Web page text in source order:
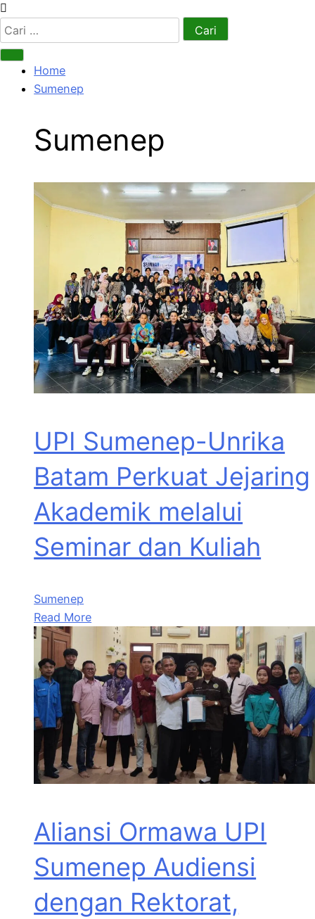
Cari
untuk:
Home
Sumenep
Sumenep
UPI Sumenep-Unrika
Batam Perkuat Jejaring
Akademik melalui
Seminar dan Kuliah
Sumenep
Read More
Aliansi Ormawa UPI
Sumenep Audiensi
dengan Rektorat,